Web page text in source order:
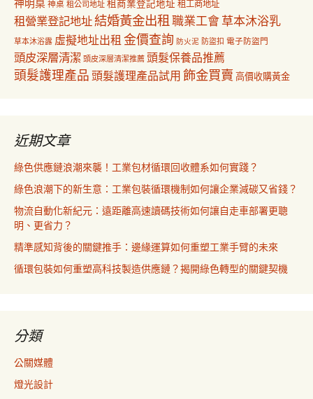
神明桌 神桌 租公司地址 租商業登記地址 租工商地址
租營業登記地址結婚黃金出租職業工會草本沐浴乳
草本沐浴露 虛擬地址出租 金價查詢 防火泥 防盜扣 電子防盜門
頭皮深層清潔 頭皮深層清潔推薦 頭髮保養品推薦
頭髮護理產品 頭髮護理產品試用 飾金買賣 高價收購黃金
近期文章
綠色供應鏈浪潮來襲！工業包材循環回收體系如何實踐？
綠色浪潮下的新生意：工業包裝循環機制如何讓企業減碳又省錢？
物流自動化新紀元：遠距離高速讀碼技術如何讓自走車部署更聰
明、更省力？
精準感知背後的關鍵推手：邊緣運算如何重塑工業手臂的未來
循環包裝如何重塑高科技製造供應鏈？揭開綠色轉型的關鍵契機
分類
公關媒體
燈光設計